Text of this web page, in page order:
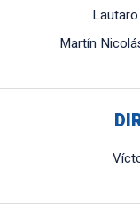
Martín